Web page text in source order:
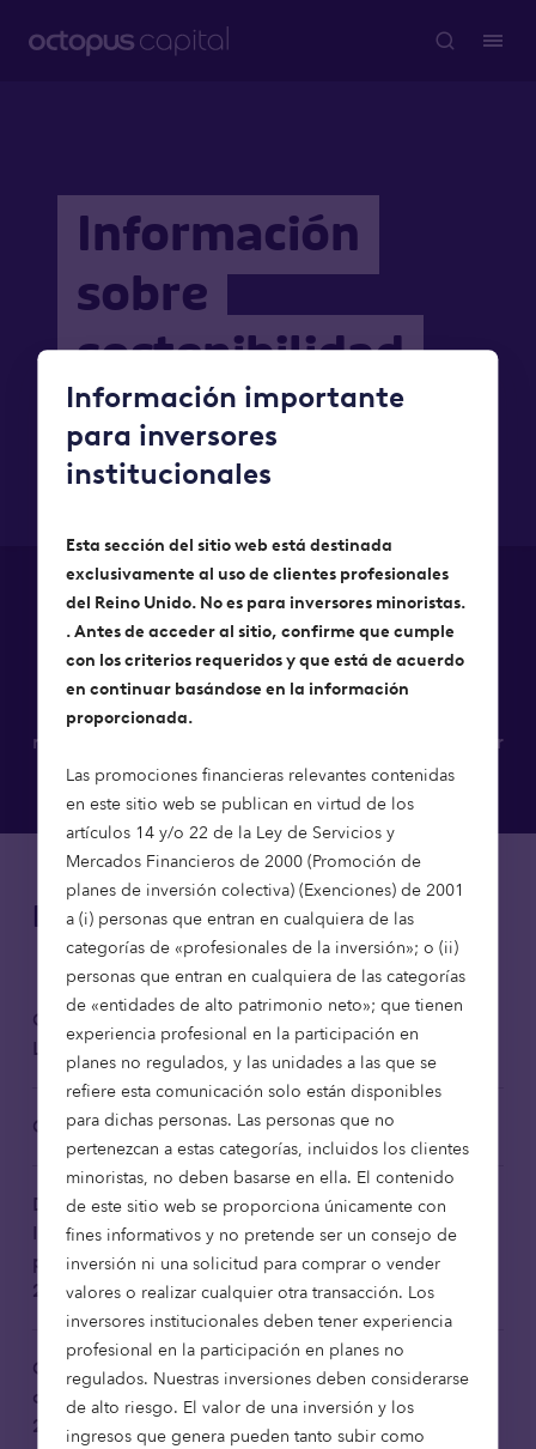
Información importante
para inversores
institucionales
Esta sección del sitio web está destinada
exclusivamente al uso de clientes profesionales
del Reino Unido. No es para inversores minoristas.
. Antes de acceder al sitio, confirme que cumple
con los criterios requeridos y que está de acuerdo
en continuar basándose en la información
proporcionada.
Las promociones financieras relevantes contenidas
en este sitio web se publican en virtud de los
artículos 14 y/o 22 de la Ley de Servicios y
Mercados Financieros de 2000 (Promoción de
planes de inversión colectiva) (Exenciones) de 2001
a (i) personas que entran en cualquiera de las
categorías de «profesionales de la inversión»; o (ii)
personas que entran en cualquiera de las categorías
de «entidades de alto patrimonio neto»; que tienen
experiencia profesional en la participación en
planes no regulados, y las unidades a las que se
refiere esta comunicación solo están disponibles
para dichas personas. Las personas que no
pertenezcan a estas categorías, incluidos los clientes
minoristas, no deben basarse en ella. El contenido
de este sitio web se proporciona únicamente con
fines informativos y no pretende ser un consejo de
inversión ni una solicitud para comprar o vender
valores o realizar cualquier otra transacción. Los
inversores institucionales deben tener experiencia
profesional en la participación en planes no
regulados. Nuestras inversiones deben considerarse
de alto riesgo. El valor de una inversión y los
ingresos que genera pueden tanto subir como
Información
sobre
sostenibilidad
Como parte de nuestras obligaciones
reglamentarias en virtud del Reglamento sobre
Divulgación de Información Financiera Sostenible
(SFDR), hemos publicado una serie de documentos
relacionados con la sostenibilidad. Puede descargar
cada uno de ellos a continuación.
Divulgaciones
Octopus Affordable Housing Fund
Limited
Descargar
Octopus Healthcare Fund Descargar
Declaración de Octopus
Investments Limited sobre los
principales impactos adversos
2024
Descargar
Octopus Investments Statement
on Principal Adverse Impacts
2024 Traducido
Descargar